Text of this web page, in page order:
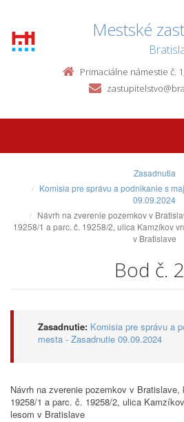
Mestské
Primaciálne námestie č.
Zasadnutia
Komisia pre správu a podnikanie s
09.09.2024
Návrh na zverenie pozemkov v
19258/1 a parc. č. 19258/2, ulica Kamzíkov
v Bratislave
Bod č.
Zasadnutie: Komisia pre správu a
mesta - Zasadnutie 09.09.2024
Návrh na zverenie pozemkov v
19258/1 a parc. č. 19258/2, ulica
lesom v Bratislave